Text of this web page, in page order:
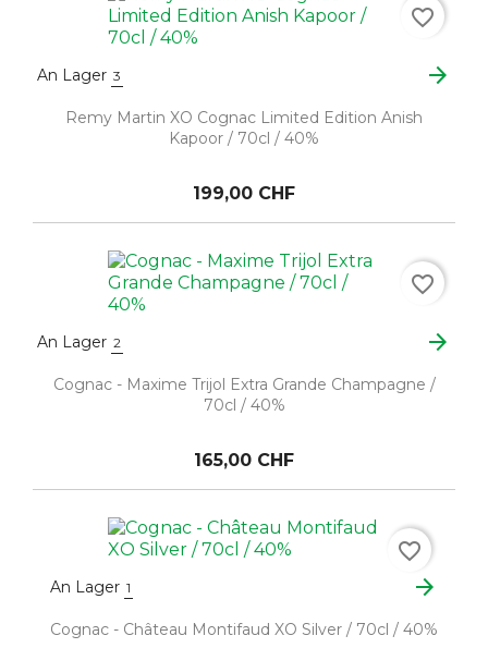
An Lager 3 arrow_forward
Remy Martin XO Cognac Limited Edition Anish
Kapoor / 70cl / 40%
199,00 CHF
favorite_border
An Lager 2 arrow_forward
Cognac - Maxime Trijol Extra Grande Champagne /
70cl / 40%
165,00 CHF
favorite_border
An Lager 1 arrow_forward
Cognac - Château Montifaud XO Silver / 70cl / 40%
favorite_border